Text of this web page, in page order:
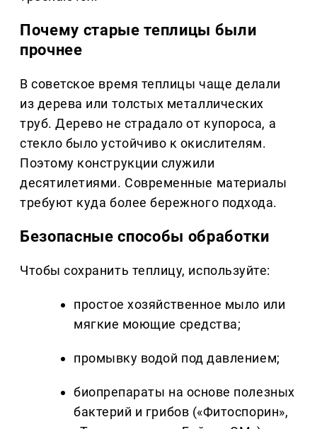
Почему старые теплицы были
прочнее
В советское время теплицы чаще делали
из дерева или толстых металлических
труб. Дерево не страдало от купороса, а
стекло было устойчиво к окислителям.
Поэтому конструкции служили
десятилетиями. Современные материалы
требуют куда более бережного подхода.
Безопасные способы обработки
Чтобы сохранить теплицу, используйте:
простое хозяйственное мыло или
мягкие моющие средства;
промывку водой под давлением;
биопрепараты на основе полезных
бактерий и грибов («Фитоспорин»,